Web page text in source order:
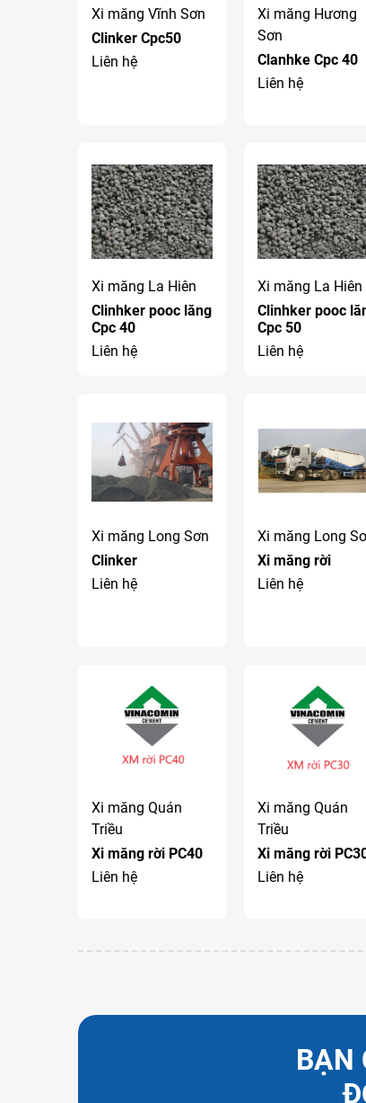
Xi măng Vĩnh Sơn
Clinker Cpc50
Liên hệ
Xi măng Hương
Sơn
Clanhke Cpc 40
Liên hệ
Xi măng La Hiên
Clinhker pooc lăng
Cpc 40
Liên hệ
Xi măng La Hiên
Clinhker pooc
Cpc 50
Liên hệ
Xi măng Long Sơn
Clinker
Liên hệ
Xi măng Long
Xi măng rời
Liên hệ
Xi măng Quán
Triều
Xi măng rời PC40
Liên hệ
Xi măng Quán
Triều
Xi măng rời
Liên hệ
BẠN